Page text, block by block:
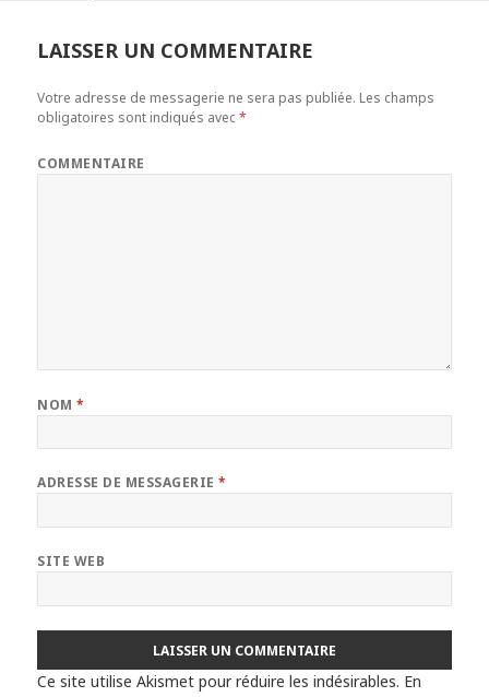
LAISSER UN COMMENTAIRE
Votre adresse de messagerie ne sera pas publiée. Les champs
obligatoires sont indiqués avec*
COMMENTAIRE
NOM*
ADRESSE DE MESSAGERIE*
SITE WEB
Ce site utilise Akismet pour réduire les indésirables. En